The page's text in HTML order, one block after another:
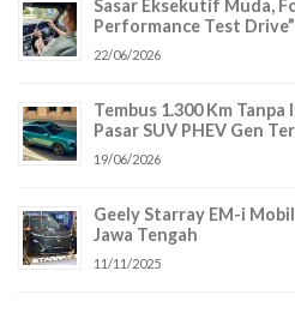
Sasar Eksekutif Muda,
Performance Test
22/06/2026
Tembus 1.300 Km Tanpa
Pasar SUV PHEV Gen
19/06/2026
Geely Starray EM-i
Jawa Tengah
11/11/2025